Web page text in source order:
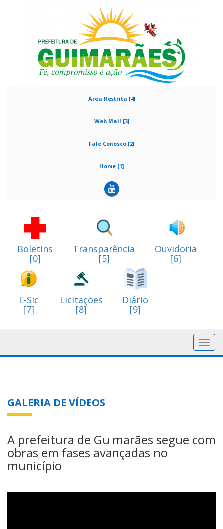
Área Restrita [4]
Web Mail [3]
Fale Conosco [2]
Home [1]
Boletins
[0]
Transparência
[5]
Ouvidoria
[6]
E-Sic
[7]
Licitações
[8]
Diário
[9]
GALERIA DE VÍDEOS
A prefeitura de Guimarães segue com
obras em fases avançadas no
município